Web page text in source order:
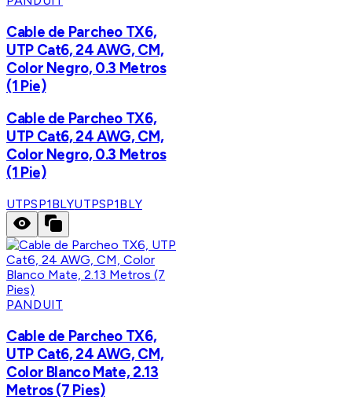
Cable de Parcheo TX6,
UTP Cat6, 24 AWG, CM,
Color Negro, 0.3 Metros
(1 Pie)
Cable de Parcheo TX6,
UTP Cat6, 24 AWG, CM,
Color Negro, 0.3 Metros
(1 Pie)
UTPSP1BLYUTPSP1BLY
PANDUIT
Cable de Parcheo TX6,
UTP Cat6, 24 AWG, CM,
Color Blanco Mate, 2.13
Metros (7 Pies)